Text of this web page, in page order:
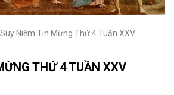
Suy Niệm Tin Mừng Thứ 4 Tuần XXV
THỨ 4 TUẦN XXV